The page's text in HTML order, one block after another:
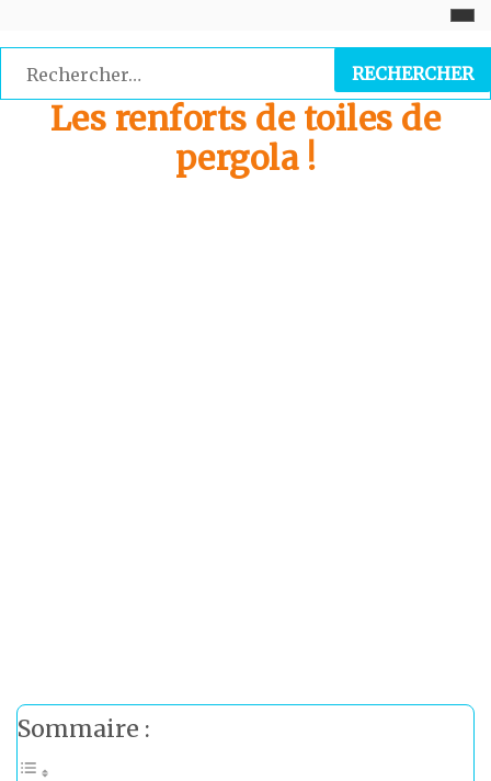
content
Rechercher :
Les renforts de toiles de
pergola !
Sommaire :